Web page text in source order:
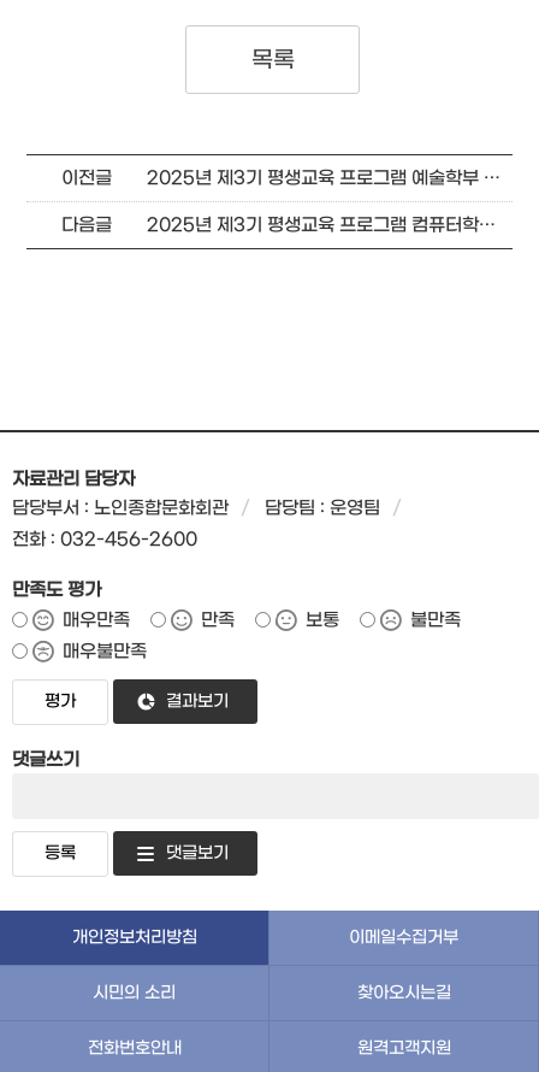
목록
이전글 2025년 제3기 평생교육 프로그램 예술학부 강의 계획서
다음글 2025년 제3기 평생교육 프로그램 컴퓨터학부 강의 계획서
자료관리 담당자
담당부서 : 노인종합문화회관
담당팀 : 운영팀
전화 : 032-456-2600
만족도 평가
매우만족
만족 보통
불만족
매우불만족
결과보기
댓글쓰기
댓글보기
개인정보처리방침 이메일수집거부
시민의 소리 찾아오시는길
전화번호안내 원격고객지원